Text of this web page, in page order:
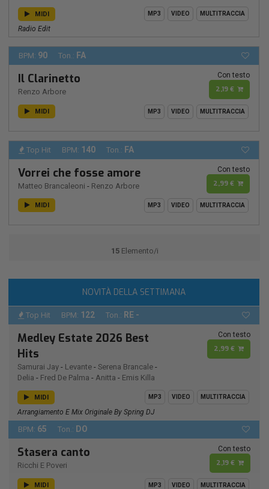
MIDI MP3 VIDEO MULTITRACCIA
Radio Edit
BPM: 90 Ton.: FA
Il Clarinetto
Renzo Arbore
Con testo
2,19 €
MIDI MP3 VIDEO MULTITRACCIA
Top Hit BPM: 140 Ton.: FA
Vorrei che fosse amore
Matteo Brancaleoni - Renzo Arbore
Con testo
2,99 €
MIDI MP3 VIDEO MULTITRACCIA
15Elemento/i
NOVITÀ DELLA SETTIMANA
Top Hit BPM: 122 Ton.: RE -
Medley Estate 2026 Best
Hits
Samurai Jay - Levante - Serena Brancale -
Delia - Fred De Palma - Anitta - Emis Killa
Con testo
2,99 €
MIDI MP3 VIDEO MULTITRACCIA
Arrangiamento E Mix Originale By Spring DJ
BPM: 65 Ton.: DO
Stasera canto
Ricchi E Poveri
Con testo
2,19 €
MIDI MP3 VIDEO MULTITRACCIA